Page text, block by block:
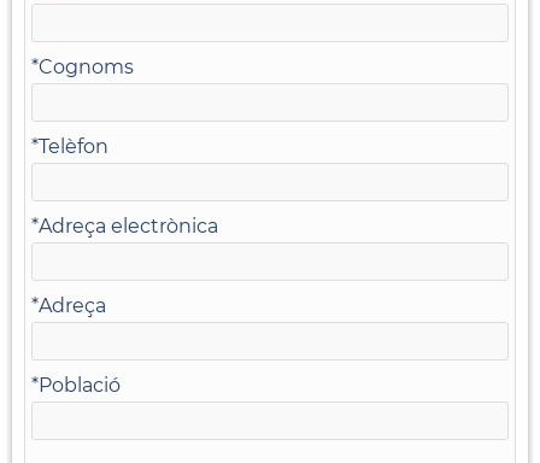
*Cognoms
*Telèfon
*Adreça electrònica
*Adreça
*Població